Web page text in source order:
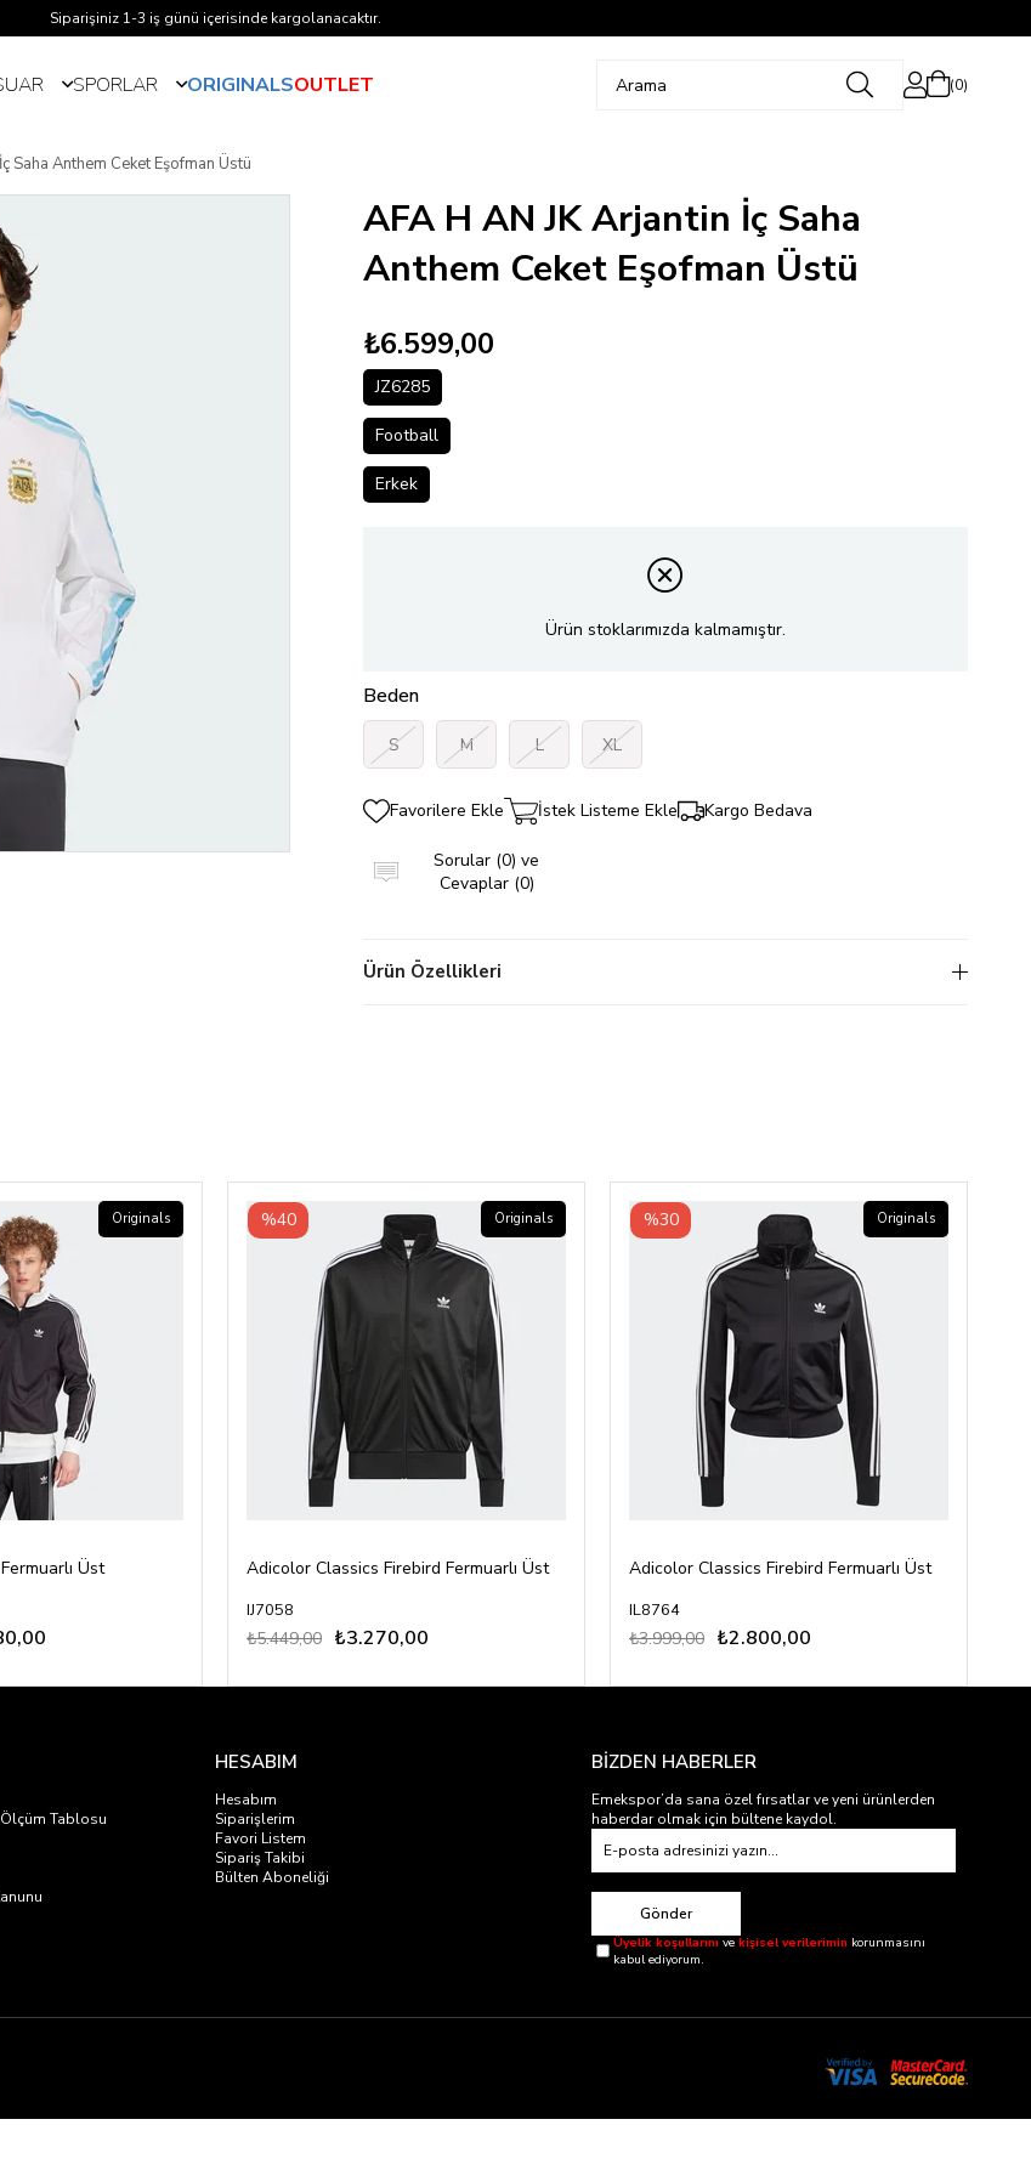
Siparişiniz 1-3 iş günü içerisinde kargolanacaktır.
SPORLAR ORIGINALSOUTLET 0
Saha Anthem Ceket Eşofman Üstü
AFA H AN JK Arjantin İç Saha
Anthem Ceket Eşofman Üstü
₺6.599,00
JZ6285
Football
Erkek
Ürün stoklarımızda kalmamıştır.
Beden
S M L XL
Favorilere Ekle İstek Listeme Ekle Kargo Bedava
Sorular (0) ve
Cevaplar (0)
Ürün Özellikleri
Üst
Originals
Adicolor Classics Firebird Fermuarlı Üst
IJ7058
₺3.270,00
₺5.449,00
%40 Originals
Adicolor Classics Firebird Fermuarlı Üst
IL8764
₺2.800,00
₺3.999,00
%30 Originals
Tablosu
HESABIM
Hesabım
Siparişlerim
Favori Listem
Sipariş Takibi
Bülten Aboneliği
BİZDEN HABERLER
Emekspor’da sana özel fırsatlar ve yeni ürünlerden
haberdar olmak için bültene kaydol.
Gönder
Üyelik koşullarını ve kişisel verilerimin korunmasını
kabul ediyorum.